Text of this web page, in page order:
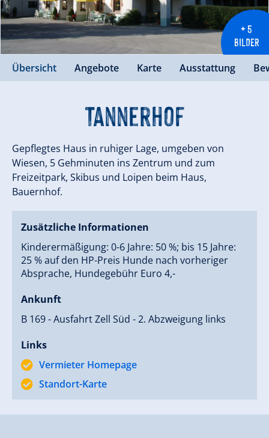
+ 5
BILDER
Übersicht Angebote Karte Ausstattung
Tannerhof
Gepflegtes Haus in ruhiger Lage, umgeben von
Wiesen, 5 Gehminuten ins Zentrum und zum
Freizeitpark, Skibus und Loipen beim Haus,
Bauernhof.
Zusätzliche Informationen
Kinderermäßigung: 0-6 Jahre: 50 %; bis 15 Jahre:
25 % auf den HP-Preis Hunde nach vorheriger
Absprache, Hundegebühr Euro 4,-
Ankunft
B 169 - Ausfahrt Zell Süd - 2. Abzweigung links
Links
Vermieter Homepage
Standort-Karte